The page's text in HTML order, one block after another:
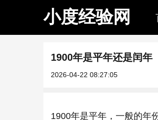
小度经验网
1900年是平年还是闰年
2026-04-22 08:27:05
1900年是平年，一般的年